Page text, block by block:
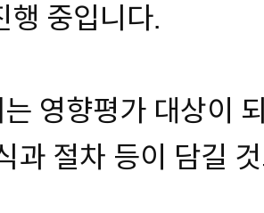
행 중입니다.
영향평가 대상이
과 절차 등이 담길